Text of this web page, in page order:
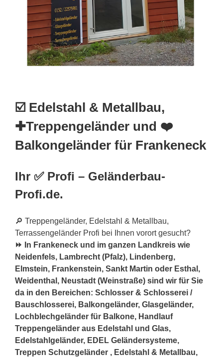
☑️ Edelstahl & Metallbau,
✚Treppengeländer und ❤️
Balkongeländer für Frankeneck
Ihr ✅ Profi – Geländerbau-
Profi.de.
🔎 Treppengeländer, Edelstahl & Metallbau,
Terrassengeländer Profi bei Ihnen vorort gesucht?
⏩ In Frankeneck und im ganzen Landkreis wie
Neidenfels, Lambrecht (Pfalz), Lindenberg,
Elmstein, Frankenstein, Sankt Martin oder Esthal,
Weidenthal, Neustadt (Weinstraße) sind wir für Sie
da in den Bereichen: Schlosser & Schlosserei /
Bauschlosserei, Balkongeländer, Glasgeländer,
Lochblechgeländer für Balkone, Handlauf
Treppengeländer aus Edelstahl und Glas,
Edelstahlgeländer, EDEL Geländersysteme,
Treppen Schutzgeländer , Edelstahl & Metallbau,